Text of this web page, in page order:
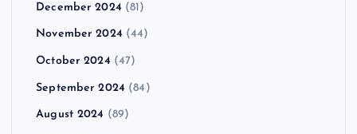
December 2024 (81)
November 2024 (44)
October 2024 (47)
September 2024 (84)
August 2024 (89)